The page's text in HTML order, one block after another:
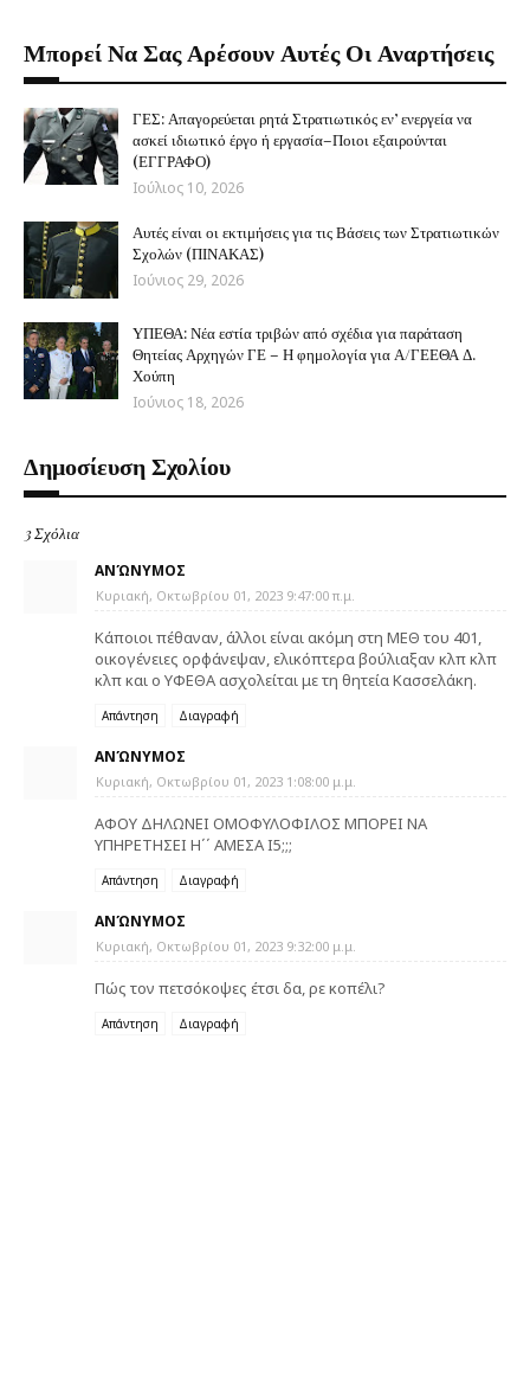
Μπορεί Να Σας Αρέσουν Αυτές Οι Αναρτήσεις
ΓΕΣ: Απαγορεύεται ρητά Στρατιωτικός εν’ ενεργεία να
ασκεί ιδιωτικό έργο ή εργασία–Ποιοι εξαιρούνται
(ΕΓΓΡΑΦΟ)
Ιούλιος 10, 2026
Αυτές είναι οι εκτιμήσεις για τις Βάσεις των Στρατιωτικών
Σχολών (ΠΙΝΑΚΑΣ)
Ιούνιος 29, 2026
ΥΠΕΘΑ: Νέα εστία τριβών από σχέδια για παράταση
Θητείας Αρχηγών ΓΕ – Η φημολογία για Α/ΓΕΕΘΑ Δ.
Χούπη
Ιούνιος 18, 2026
Δημοσίευση Σχολίου
3 Σχόλια
ΑΝΏΝΥΜΟΣ
Κυριακή, Οκτωβρίου 01, 2023 9:47:00 π.μ.
Κάποιοι πέθαναν, άλλοι είναι ακόμη στη ΜΕΘ του 401,
οικογένειες ορφάνεψαν, ελικόπτερα βούλιαξαν κλπ κλπ
κλπ και ο ΥΦΕΘΑ ασχολείται με τη θητεία Κασσελάκη.
Απάντηση Διαγραφή
ΑΝΏΝΥΜΟΣ
Κυριακή, Οκτωβρίου 01, 2023 1:08:00 μ.μ.
ΑΦΟΥ ΔΗΛΩΝΕΙ ΟΜΟΦΥΛΟΦΙΛΟΣ ΜΠΟΡΕΙ ΝΑ
ΥΠΗΡΕΤΗΣΕΙ Η΄΄ ΑΜΕΣΑ Ι5;;;
Απάντηση Διαγραφή
ΑΝΏΝΥΜΟΣ
Κυριακή, Οκτωβρίου 01, 2023 9:32:00 μ.μ.
Πώς τον πετσόκοψες έτσι δα, ρε κοπέλι?
Απάντηση Διαγραφή